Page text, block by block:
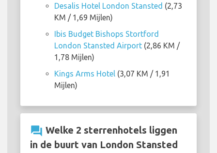
Desalis Hotel London Stansted (2,73
KM / 1,69 Mijlen)
Ibis Budget Bishops Stortford
London Stansted Airport (2,86 KM /
1,78 Mijlen)
Kings Arms Hotel (3,07 KM / 1,91
Mijlen)
question_answer Welke 2 sterrenhotels liggen
in de buurt van London Stansted